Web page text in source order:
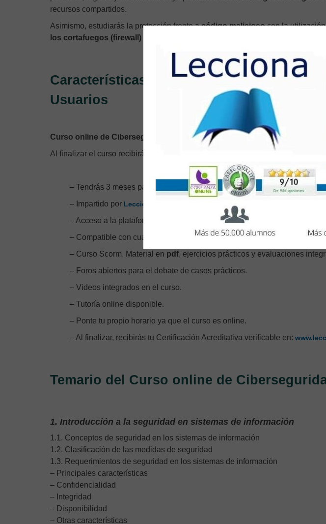
recursos compartidos.
Asimismo, estudiarás la protección frente acódigo maliciosocon la
los cortafuegos (firewall) o el software antimalware.
Características del Curso en línea de
Usuarios
Curso online de Ciberseguridad para Usuarios,
de 10 horas de duración.
Al finalizar el curso recibirás tu Certificado Acreditativo.
– Tendrás 3 meses para completar el curso.
– Impartido por Lecciona México.
– Acceso a la plataforma de teleformación durante 24 horas al día, 7 días
– Compatible con cualquier sistema operativo y dispositivo móvil.
– Curso Scorm. Material en pdf, ejercicios prácticos y evaluaciones
– Foros abiertos para el debate de casos prácticos.
– Videos integrados en el curso.
– Tutoría online disponible.
– Ponte tu propio horario ya que el curso es online.
– Al finalizar, recibirás tu Certificación Acreditativa verificable en:
Temario del Curso online de
1. Introducción a la seguridad en sistemas de información
1.1. Conceptos de seguridad en los sistemas de información
1.2. Clasificación de las medidas de seguridad
1.3. Requerimientos de seguridad en los sistemas de información
– Principales características
– Confidencialidad
– Integridad
– Disponibilidad
– Otras características